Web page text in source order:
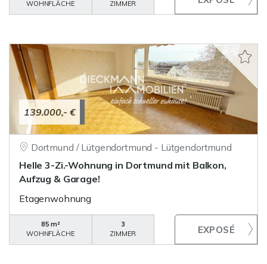
WOHNFLÄCHE
ZIMMER
139.000,- €
Dortmund / Lütgendortmund - Lütgendortmund
Helle 3-Zi.-Wohnung in Dortmund mit Balkon,
Aufzug & Garage!
Etagenwohnung
85 m²
WOHNFLÄCHE
3
ZIMMER